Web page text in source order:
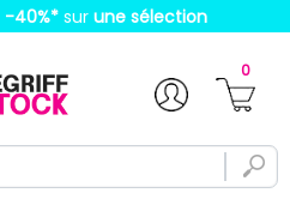
-40%* sur une sélection
0